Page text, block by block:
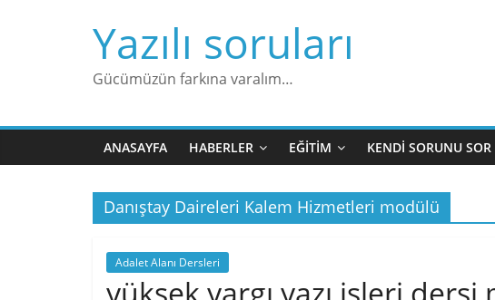
Yazılı soruları
Gücümüzün farkına varalım…
ANASAYFA HABERLER EĞITIM KENDI SORUNU SOR
Danıştay Daireleri Kalem Hizmetleri modülü
Adalet Alanı Dersleri